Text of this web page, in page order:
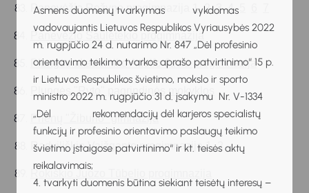
Asmens duomenų tvarkymas vykdomas
vadovaujantis Lietuvos Respublikos Vyriausybės 2022
m. rugpjūčio 24 d. nutarimo Nr. 847 „Dėl profesinio
orientavimo teikimo tvarkos aprašo patvirtinimo“ 15 p.
ir Lietuvos Respublikos švietimo, mokslo ir sporto
ministro 2022 m. rugpjūčio 31 d. įsakymu Nr. V-1334
„Dėl rekomendacijų dėl karjeros specialistų
funkcijų ir profesinio orientavimo paslaugų teikimo
švietimo įstaigose patvirtinimo“ ir kt. teisės aktų
reikalavimais;
4. tvarkyti duomenis būtina siekiant teisėtų interesų –
Panevėžio Rožyno progimnazija 1 2 3 4
Panevėžio Saulėtekio progimnazija
Plungės akademiko Adolfo Jucio progimnazija
Plungės "Ryto" pagrindinės mokyklos
Prienų "Žiburio" gimnazija
Radviliškio Vaižganto progimnazija 1 2
Rokiškio Juozo Tūbelio progimnazija